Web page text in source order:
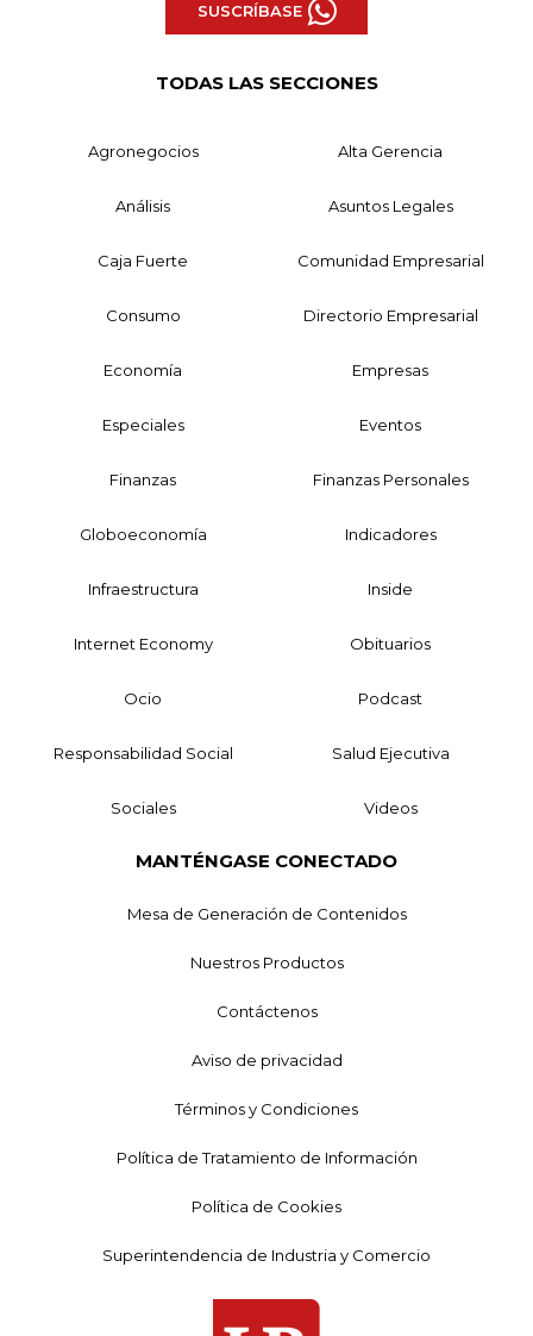
SUSCRÍBASE
TODAS LAS SECCIONES
Agronegocios Alta Gerencia
Análisis Asuntos Legales
Caja Fuerte Comunidad Empresarial
Consumo Directorio Empresarial
Economía Empresas
Especiales Eventos
Finanzas Finanzas Personales
Globoeconomía Indicadores
Infraestructura Inside
Internet Economy Obituarios
Ocio Podcast
Responsabilidad Social Salud Ejecutiva
Sociales Videos
MANTÉNGASE CONECTADO
Mesa de Generación de Contenidos
Nuestros Productos
Contáctenos
Aviso de privacidad
Términos y Condiciones
Política de Tratamiento de Información
Política de Cookies
Superintendencia de Industria y Comercio